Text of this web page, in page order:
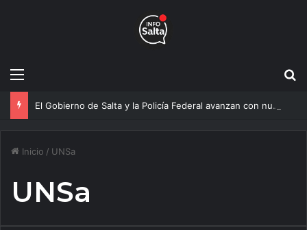
Menú
El Gobierno de Salta y la Policía Federal avanzan con nuevas medidas contra el delito
Inicio / UNSa
UNSa